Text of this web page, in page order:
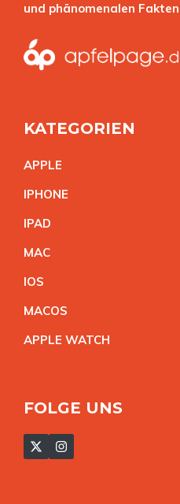
und phänomenalen
KATEGORIEN
APPLE
IPHONE
IPAD
MAC
IOS
MACOS
APPLE WATCH
FOLGE UNS